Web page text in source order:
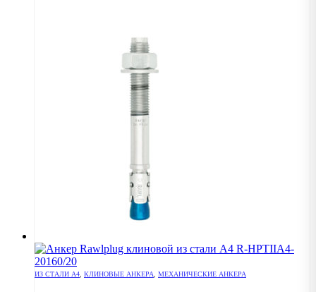
ИЗ СТАЛИ А4 КЛИНОВЫЕ АНКЕРА МЕХАНИЧЕСКИЕ АНКЕРА